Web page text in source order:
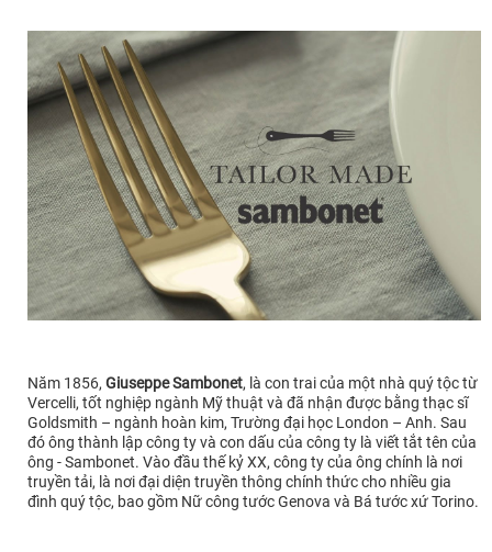
Năm 1856, Giuseppe Sambonet, là con trai của một nhà quý tộc từ
Vercelli, tốt nghiệp ngành Mỹ thuật và đã nhận được bằng thạc sĩ
Goldsmith – ngành hoàn kim, Trường đại học London – Anh. Sau
đó ông thành lập công ty và con dấu của công ty là viết tắt tên của
ông - Sambonet. Vào đầu thế kỷ XX, công ty của ông chính là nơi
truyền tải, là nơi đại diện truyền thông chính thức cho nhiều gia
đình quý tộc, bao gồm Nữ công tước Genova và Bá tước xứ Torino.